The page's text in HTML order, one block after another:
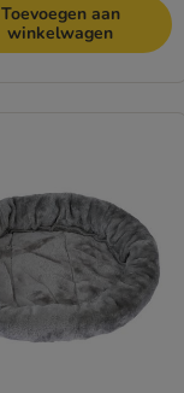
Toevoegen aan
winkelwagen